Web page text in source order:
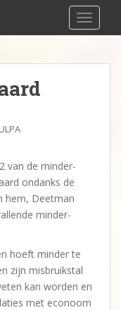
van de minder-
ondanks de
hem, Deetman
minder-
hoeft minder te
zijn misbruikstal
kan worden en
met econoom